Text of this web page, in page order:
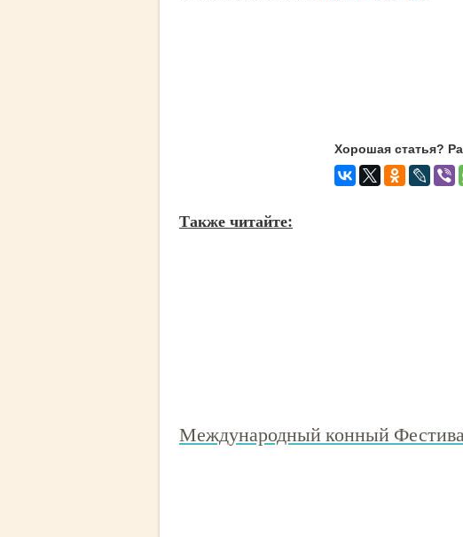
Хорошая статья?
Также читайте:
Международный конный